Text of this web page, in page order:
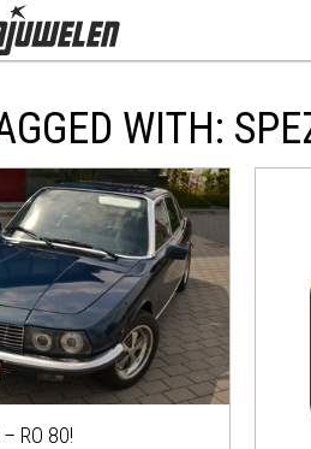
WITH:
– RO 80!